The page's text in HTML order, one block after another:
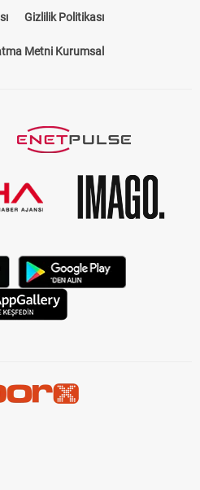
Gizlilik Politikası
Metni Kurumsal